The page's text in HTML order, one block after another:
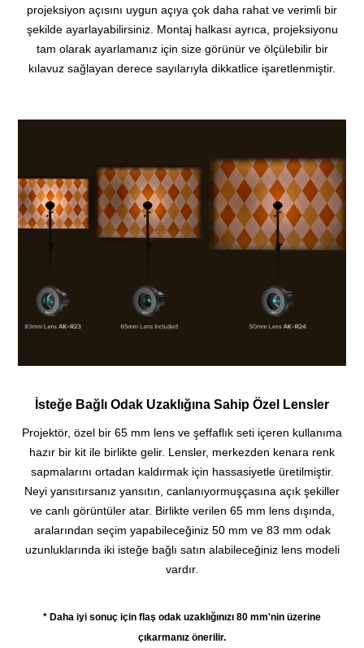
projeksiyon açısını uygun açıya çok daha rahat ve verimli bir
şekilde ayarlayabilirsiniz. Montaj halkası ayrıca, projeksiyonu
tam olarak ayarlamanız için size görünür ve ölçülebilir bir
kılavuz sağlayan derece sayılarıyla dikkatlice işaretlenmiştir.
İsteğe Bağlı Odak Uzaklığına Sahip Özel Lensler
Projektör, özel bir 65 mm lens ve şeffaflık seti içeren kullanıma
hazır bir kit ile birlikte gelir. Lensler, merkezden kenara renk
sapmalarını ortadan kaldırmak için hassasiyetle üretilmiştir.
Neyi yansıtırsanız yansıtın, canlanıyormuşçasına açık şekiller
ve canlı görüntüler atar. Birlikte verilen 65 mm lens dışında,
aralarından seçim yapabileceğiniz 50 mm ve 83 mm odak
uzunluklarında iki isteğe bağlı satın alabileceğiniz lens modeli
vardır.
* Daha iyi sonuç için flaş odak uzaklığınızı 80 mm'nin üzerine
çıkarmanız önerilir.